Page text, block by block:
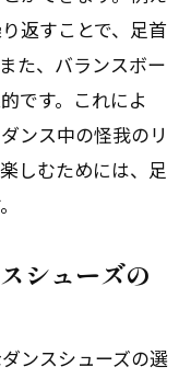
返すことで、足首
た、バランスボー
です。これによ
ンス中の怪我のリ
しむためには、足
シューズの
ンスシューズの選